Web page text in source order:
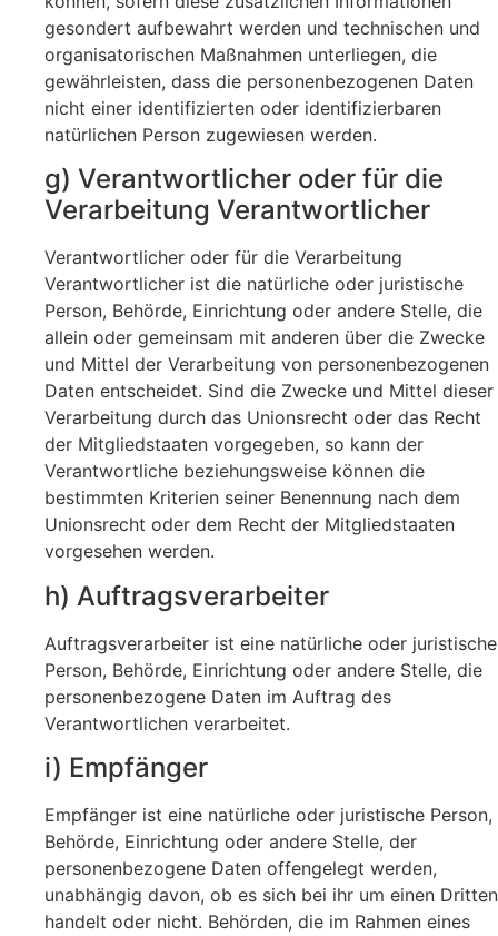
gesondert aufbewahrt werden und technischen und
organisatorischen Maßnahmen unterliegen, die
gewährleisten, dass die personenbezogenen Daten
nicht einer identifizierten oder identifizierbaren
natürlichen Person zugewiesen werden.
g) Verantwortlicher oder für die
Verarbeitung Verantwortlicher
Verantwortlicher oder für die Verarbeitung
Verantwortlicher ist die natürliche oder juristische
Person, Behörde, Einrichtung oder andere Stelle, die
allein oder gemeinsam mit anderen über die Zwecke
und Mittel der Verarbeitung von personenbezogenen
Daten entscheidet. Sind die Zwecke und Mittel dieser
Verarbeitung durch das Unionsrecht oder das Recht
der Mitgliedstaaten vorgegeben, so kann der
Verantwortliche beziehungsweise können die
bestimmten Kriterien seiner Benennung nach dem
Unionsrecht oder dem Recht der Mitgliedstaaten
vorgesehen werden.
h) Auftragsverarbeiter
Auftragsverarbeiter ist eine natürliche oder juristische
Person, Behörde, Einrichtung oder andere Stelle, die
personenbezogene Daten im Auftrag des
Verantwortlichen verarbeitet.
i) Empfänger
Empfänger ist eine natürliche oder juristische Person,
Behörde, Einrichtung oder andere Stelle, der
personenbezogene Daten offengelegt werden,
unabhängig davon, ob es sich bei ihr um einen Dritten
handelt oder nicht. Behörden, die im Rahmen eines